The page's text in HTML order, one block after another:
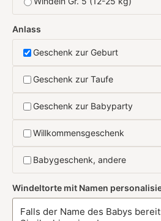
Anlass
Geschenk zur Geburt
Geschenk zur Taufe
Geschenk zur Babyparty
Willkommensgeschenk
Babygeschenk, andere
Windeltorte mit Namen